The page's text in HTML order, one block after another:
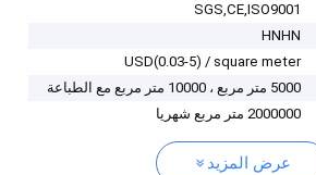
SGS,CE,ISO9001
HNHN
USD(0.03-5) / square meter
5000 متر مربع ، 10000 متر مربع مع الطباعة
2000000 متر مربع شهريا
عرض المزيد